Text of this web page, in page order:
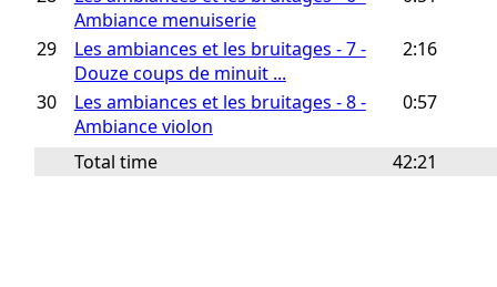
Ambiance menuiserie
29
Les ambiances et les bruitages - 7 -
Douze coups de minuit ...
2:16
30
Les ambiances et les bruitages - 8 -
Ambiance violon
0:57
Total time 42:21